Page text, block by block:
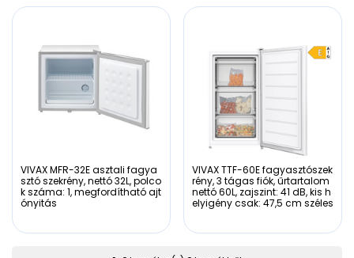
email
VIVAX MFR-32E asztali fagya
sztó szekrény, nettó 32L, polco
k száma: 1, megfordítható ajt
ónyitás
VIVAX TTF-60E fagyasztószek
rény, 3 tágas fiók, űrtartalom
nettó 60L, zajszint: 41 dB, kis h
elyigény csak: 47,5 cm széles